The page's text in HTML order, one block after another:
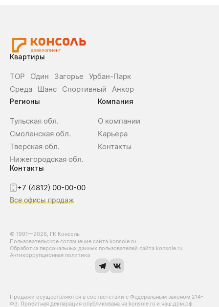
Квартиры
ТОР О́дин Загорье
Урбан-Парк
Среда
Шанс Спортивный Анкор
Регионы
Тульская обл.
Смоленская обл.
Тверская обл.
Нижегородская обл.
Компания
О компании
Карьера
Контакты
Контакты
+7 (4812) 00-00-00
Все офисы продаж
© 1991—2026, ГК Консоль
Пользовательское соглашение сайта konsole.ru
Обработка персональных данных пользователей сайта konsole.ru
Антикоррупционная политика
Продажи осуществляются в соответствии с Федеральным законом 214-
Ф3. Проектная декларация опубликована на konsole.ru и наш.дом.рф.